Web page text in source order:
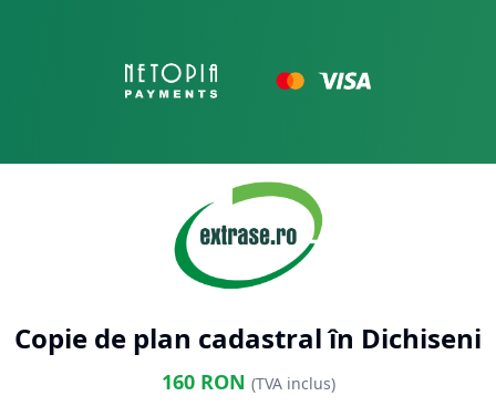
Copie de plan cadastral în Dichiseni
160RON (TVA inclus)